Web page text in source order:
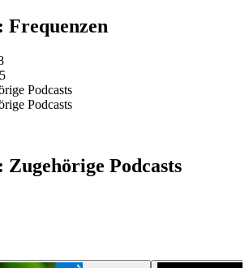
Frequenzen
Podcasts
Podcasts
Zugehörige Podcasts